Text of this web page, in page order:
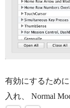
有効にするために
入れ、 Normal